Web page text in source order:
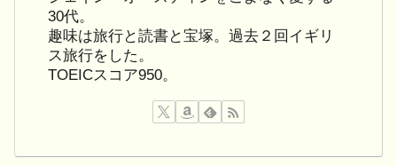
30代。
趣味は旅行と読書と宝塚。過去２回イギリ
ス旅行をした。
TOEICスコア950。